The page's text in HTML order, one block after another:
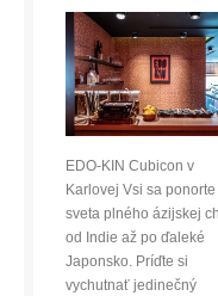
EDO-KIN Cubicon v
Karlovej Vsi sa ponorte
sveta plného ázijskej
od Indie až po ďaleké
Japonsko. Príďte si
vychutnať jedinečný